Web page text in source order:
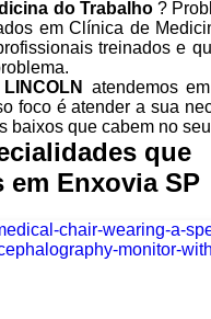
do Trabalho?
em Clínica de
treinados e
atendemos
foco é atender a sua
baixos que cabem no
que
em Enxovia SP